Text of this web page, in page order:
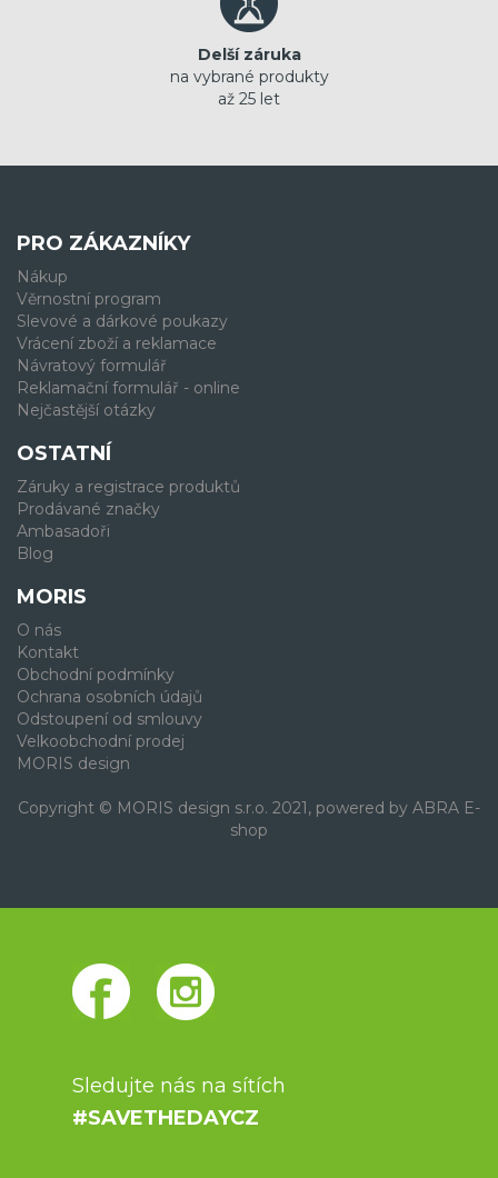
Delší záruka
na vybrané produkty
až 25 let
PRO ZÁKAZNÍKY
Nákup
Věrnostní program
Slevové a dárkové poukazy
Vrácení zboží a reklamace
Návratový formulář
Reklamační formulář - online
Nejčastější otázky
OSTATNÍ
Záruky a registrace produktů
Prodávané značky
Ambasadoři
Blog
MORIS
O nás
Kontakt
Obchodní podmínky
Ochrana osobních údajů
Odstoupení od smlouvy
Velkoobchodní prodej
MORIS design
Copyright © MORIS design s.r.o. 2021, powered by ABRA E-
shop
Sledujte nás na sítích
#SAVETHEDAYCZ